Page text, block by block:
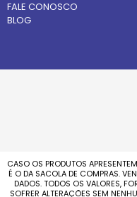
FALE CONOSCO
BLOG
CASO OS PRODUTOS
É O DA SACOLA DE COMPRAS.
DADOS. TODOS OS VALORES,
SOFRER ALTERAÇÕES SEM